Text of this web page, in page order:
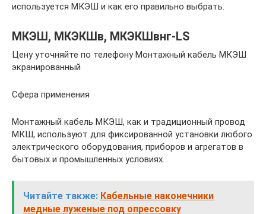
используется МКЭШ и как его правильно выбрать.
МКЭШ, МКЭКШв, МКЭКШвнг-LS
Цену уточняйте по телефону Монтажный кабель МКЭШ
экранированный
Сфера применения
Монтажный кабель МКЭШ, как и традиционный провод
МКШ, используют для фиксированной установки любого
электрического оборудования, приборов и агрегатов в
бытовых и промышленных условиях.
Читайте также: Кабельные наконечники
медные луженые под опрессовку